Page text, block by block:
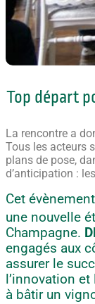
Top départ
La rencontre a
Tous les acteurs
plans de pose,
d’anticipation :
Cet
une nouvelle
Champagne.
engagés aux
assurer le
l’innovation
à bâtir un